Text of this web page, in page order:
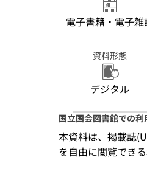
電子書籍・電子雑
資料形態
デジタル
国立国会図書館での
本資料は、掲載誌
を自由に閲覧でき